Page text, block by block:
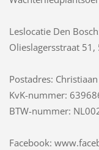
Leslocatie Den
Olieslagersstraat
Postadres:
KvK-nummer:
BTW-nummer:
Facebook: